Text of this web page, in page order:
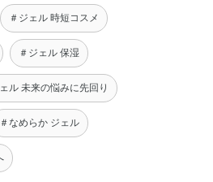
＃ジェル 時短コスメ
＃ジェル 保湿
ル 未来の悩みに先回り
＃なめらか ジェル